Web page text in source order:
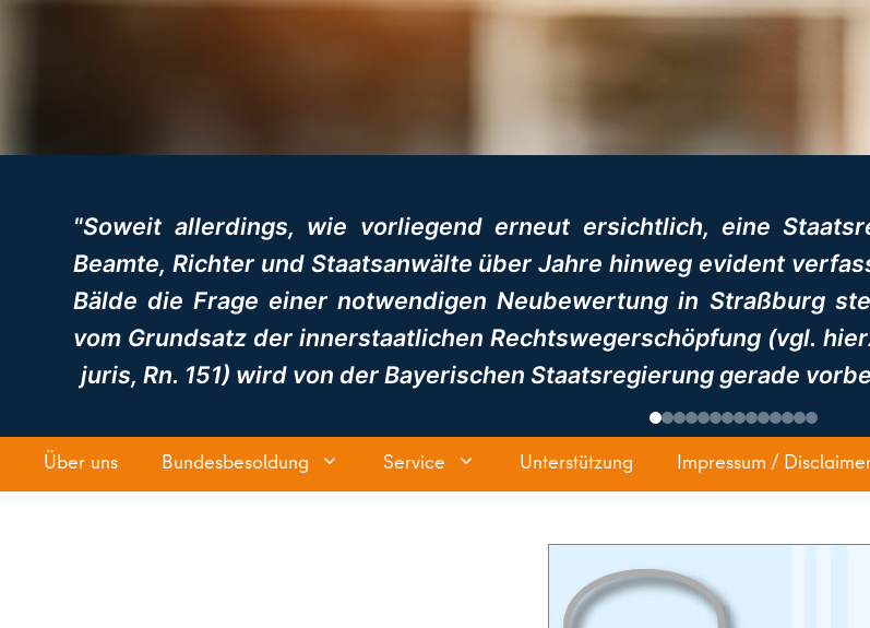
"Soweit allerdings, wie vorliegend erneut ersichtlich, eine
Beamte, Richter und Staatsanwälte über Jahre hinweg evident
Bälde die Frage einer notwendigen Neubewertung in Straßburg
vom Grundsatz der innerstaatlichen Rechtswegerschöpfung (vgl.
juris, Rn. 151) wird von der Bayerischen Staatsregierung gerade
Über uns Bundesbesoldung Service Unterstützung Impressum /